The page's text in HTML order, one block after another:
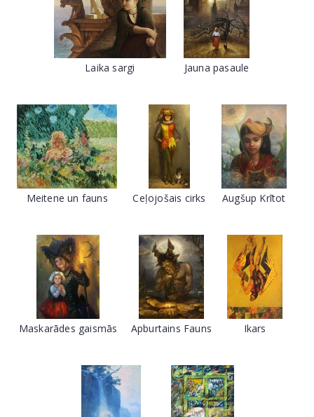
Laika sargi Jauna pasaule
Meitene un fauns Ceļojošais cirks Augšup Krītot
Maskarādes gaismās Apburtains Fauns Ikars